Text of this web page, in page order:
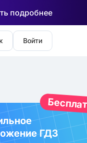
подробнее
Войти
ГДЗ